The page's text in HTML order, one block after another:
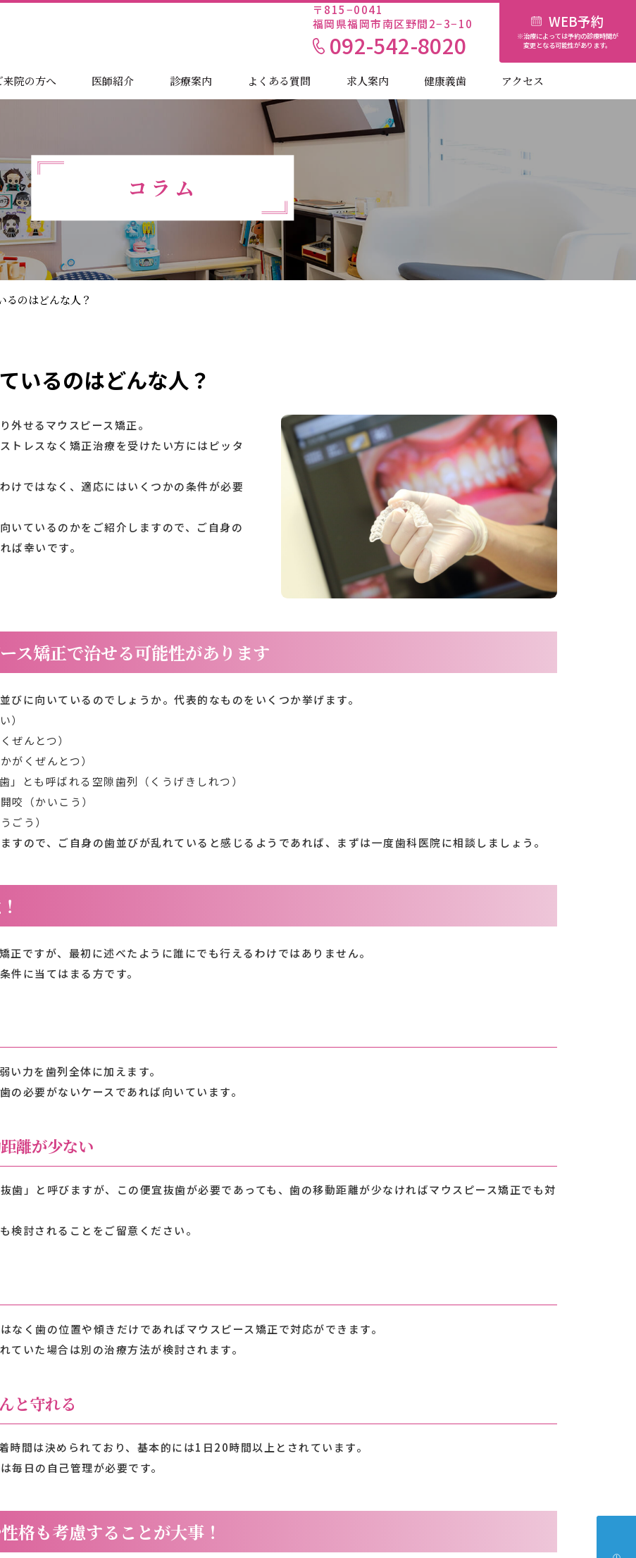
〒815−0041
福岡県福岡市南区野間2−3−10
092-542-8020
WEB予約
※治療によっては予約の診療時間が
変更となる可能性があります。
来院の方へ 医師紹介 診療案内 よくある質問 求人案内 健康義歯 アクセス
コラム
るのはどんな人？
いるのはどんな人？
外せるマウスピース矯正。
トレスなく矯正治療を受けたい方にはピッタ
けではなく、適応にはいくつかの条件が必要
いているのかをご紹介しますので、ご自身の
ば幸いです。
ス矯正で治せる可能性があります
びに向いているのでしょうか。代表的なものをいくつか挙げます。
）
ぜんとつ）
がくぜんとつ）
」とも呼ばれる空隙歯列（くうげきしれつ）
咬（かいこう）
ごう）
すので、ご自身の歯並びが乱れていると感じるようであれば、まずは一度歯科医院に相談しましょう。
正ですが、最初に述べたように誰にでも行えるわけではありません。
件に当てはまる方です。
い力を歯列全体に加えます。
必要がないケースであれば向いています。
離が少ない
歯」と呼びますが、この便宜抜歯が必要であっても、歯の移動距離が少なければマウスピース矯正でも対
検討されることをご留意ください。
なく歯の位置や傾きだけであればマウスピース矯正で対応ができます。
いた場合は別の治療方法が検討されます。
と守れる
時間は決められており、基本的には1日20時間以上とされています。
毎日の自己管理が必要です。
格も考慮することが大事！